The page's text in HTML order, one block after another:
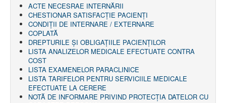
ACTE NECESRAE INTERNĂRII
CHESTIONAR SATISFACŢIE PACIENŢI
CONDIȚII DE INTERNARE / EXTERNARE
COPLATĂ
DREPTURILE ŞI OBLIGAŢIILE PACIENȚILOR
LISTA ANALIZELOR MEDICALE EFECTUATE CONTRA
COST
LISTA EXAMENELOR PARACLINICE
LISTA TARIFELOR PENTRU SERVICIILE MEDICALE
EFECTUATE LA CERERE
NOTĂ DE INFORMARE PRIVIND PROTECŢIA DATELOR CU